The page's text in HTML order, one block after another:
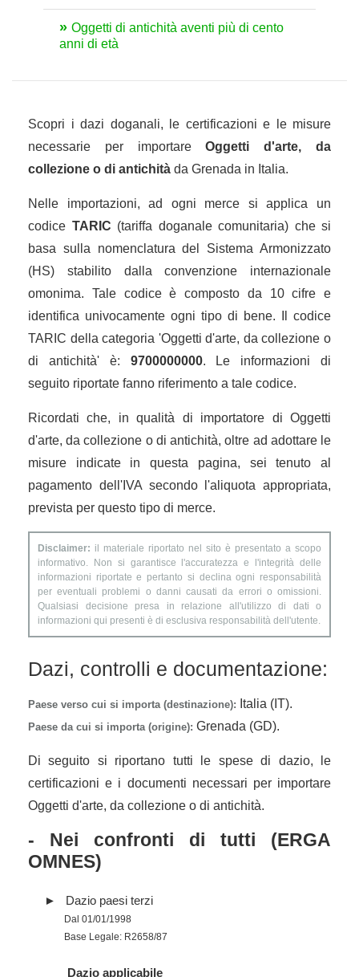
Oggetti di antichità aventi più di cento
anni di età
Scopri i dazi doganali, le certificazioni e le misure
necessarie per importareOggetti d'arte, da
collezione o di antichità da Grenada in Italia.
Nelle importazioni, ad ogni merce si applica un
codice TARIC (tariffa doganale comunitaria) che si
basa sulla nomenclatura del Sistema Armonizzato
(HS) stabilito dalla convenzione internazionale
omonima. Tale codice è composto da 10 cifre e
identifica univocamente ogni tipo di bene. Il codice
TARIC della categoria 'Oggetti d'arte, da collezione o
di antichità' è: 9700000000. Le informazioni di
seguito riportate fanno riferimento a tale codice.
Ricordati che, in qualità di importatore di Oggetti
d'arte, da collezione o di antichità, oltre ad adottare le
misure indicate in questa pagina, sei tenuto al
pagamento dell'IVA secondo l'aliquota appropriata,
prevista per questo tipo di merce.
Disclaimer: il materiale riportato nel sito è presentato a scopo
informativo. Non si garantisce l'accuratezza e l'integrità delle
informazioni riportate e pertanto si declina ogni responsabilità
per eventuali problemi o danni causati da errori o omissioni.
Qualsiasi decisione presa in relazione all'utilizzo di dati o
informazioni qui presenti è di esclusiva responsabilità dell'utente.
Dazi, controlli e documentazione:
Paese verso cui si importa (destinazione): Italia (IT).
Paese da cui si importa (origine): Grenada (GD).
Di seguito si riportano tutti le spese di dazio, le
certificazioni e i documenti necessari per importare
Oggetti d'arte, da collezione o di antichità.
- Nei confronti di tutti (ERGA
OMNES)
Dazio paesi terzi
Dal 01/01/1998
Base Legale: R2658/87
Dazio applicabile